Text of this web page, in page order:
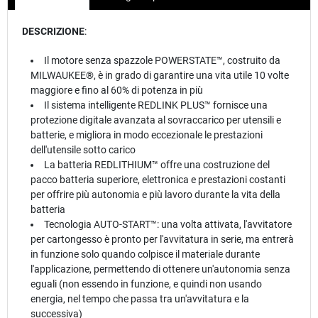
DESCRIZIONE:
Il motore senza spazzole POWERSTATE™, costruito da
MILWAUKEE®, è in grado di garantire una vita utile 10 volte
maggiore e fino al 60% di potenza in più
Il sistema intelligente REDLINK PLUS™ fornisce una
protezione digitale avanzata al sovraccarico per utensili e
batterie, e migliora in modo eccezionale le prestazioni
dell'utensile sotto carico
La batteria REDLITHIUM™ offre una costruzione del
pacco batteria superiore, elettronica e prestazioni costanti
per offrire più autonomia e più lavoro durante la vita della
batteria
Tecnologia AUTO-START™: una volta attivata, l'avvitatore
per cartongesso è pronto per l'avvitatura in serie, ma entrerà
in funzione solo quando colpisce il materiale durante
l'applicazione, permettendo di ottenere un'autonomia senza
eguali (non essendo in funzione, e quindi non usando
energia, nel tempo che passa tra un'avvitatura e la
successiva)